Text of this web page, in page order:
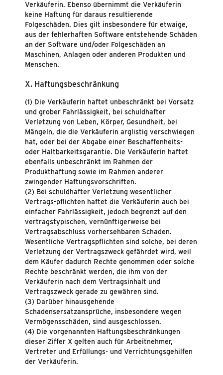
Verkäuferin. Ebenso übernimmt die Verkäuferin
keine Haftung für daraus resultierende
Folgeschäden. Dies gilt insbesondere für etwaige,
aus der fehlerhaften Software entstehende Schäden
an der Software und/oder Folgeschäden an
Maschinen, Anlagen oder anderen Produkten und
Menschen.
X. Haftungsbeschränkung
(1) Die Verkäuferin haftet unbeschränkt bei Vorsatz
und grober Fahrlässigkeit, bei schuldhafter
Verletzung von Leben, Körper, Gesundheit, bei
Mängeln, die die Verkäuferin arglistig verschwiegen
hat, oder bei der Abgabe einer Beschaffenheits-
oder Haltbarkeitsgarantie. Die Verkäuferin haftet
ebenfalls unbeschränkt im Rahmen der
Produkthaftung sowie im Rahmen anderer
zwingender Haftungsvorschriften.
(2) Bei schuldhafter Verletzung wesentlicher
Vertrags-pflichten haftet die Verkäuferin auch bei
einfacher Fahrlässigkeit, jedoch begrenzt auf den
vertragstypischen, vernünftigerweise bei
Vertragsabschluss vorhersehbaren Schaden.
Wesentliche Vertragspflichten sind solche, bei deren
Verletzung der Vertragszweck gefährdet wird, weil
dem Käufer dadurch Rechte genommen oder solche
Rechte beschränkt werden, die ihm von der
Verkäuferin nach dem Vertragsinhalt und
Vertragszweck gerade zu gewähren sind.
(3) Darüber hinausgehende
Schadensersatzansprüche, insbesondere wegen
Vermögensschäden, sind ausgeschlossen.
(4) Die vorgenannten Haftungsbeschränkungen
dieser Ziffer X gelten auch für Arbeitnehmer,
Vertreter und Erfüllungs- und Verrichtungsgehilfen
der Verkäuferin.